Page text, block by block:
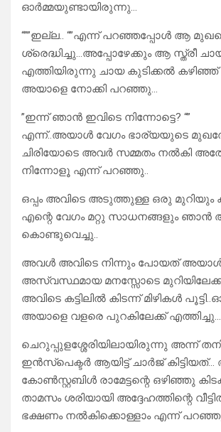
ഓർമ്മയുണ്ടായിരുന്നു…
“””ഇല്ല.. “”എന്ന് പറഞ്ഞപ്പോൾ ആ
ശ്രെദ്ധിച്ചു…അപ്പോഴേക്കും ആ സ്ത്രീ
എത്തിയിരുന്നു ചായ കുടിക്കൽ
അയാളെ നോക്കി പറഞ്ഞു…
”ഇന്ന് ഞാൻ ഇവിടെ നിന്നോട്ടെ? “”
എന്ന്..അയാൾ വേഗം ഭാര്യയുടെ
ചിരിയോടെ അവർ സമ്മതം നൽകി
നിന്നോളൂ എന്ന് പറഞ്ഞു..
ഒപ്പം അവിടെ അടുത്തുള്ള ഒരു മുറിയും
എന്റെ വേഗം മറ്റു സാധനങ്ങളും ഞാൻ
കൊണ്ടുവെച്ചു..
അവൾ അവിടെ നിന്നും പോയത് അയാൾ
അസ്വസ്ഥമായ മനസ്സോടെ
അവിടെ കട്ടിലിൽ കിടന്ന് മിഴികൾ
അയാളെ വളരെ പുറകിലേക്ക് എത്തിച്ചു…
ചെറുപ്പുളശ്ശേരിയിലായിരുന്നു അന്ന്
ഇൻസ്പെക്ടർ ആയിട്ട് ചാർജ് കിട്ടിയത്…
കോൺസ്റ്റബിൾ രാമേട്ടന്റെ ഒഴിഞ്ഞു
താമസം ശരിയായി അദ്ദേഹത്തിന്റെ
ഭക്ഷണം നൽകിക്കൊള്ളാം എന്ന്